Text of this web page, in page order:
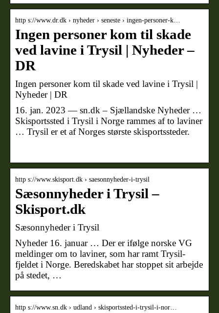
http s://www.dr.dk › nyheder › seneste › ingen-personer-k…
Ingen personer kom til skade
ved lavine i Trysil | Nyheder –
DR
Ingen personer kom til skade ved lavine i Trysil |
Nyheder | DR
16. jan. 2023 — sn.dk – Sjællandske Nyheder …
Skisportssted i Trysil i Norge rammes af to laviner
… Trysil er et af Norges største skisportssteder.
http s://www.skisport.dk › saesonnyheder-i-trysil
Sæsonnyheder i Trysil –
Skisport.dk
Sæsonnyheder i Trysil
Nyheder 16. januar … Der er ifølge norske VG
meldinger om to laviner, som har ramt Trysil-
fjeldet i Norge. Beredskabet har stoppet sit arbejde
på stedet, …
http s://www.sn.dk › udland › skisportssted-i-trysil-i-nor…